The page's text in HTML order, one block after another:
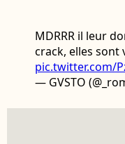
MDRRR il leur
crack, elles sont
pic.twitter.com/
— GVSTO